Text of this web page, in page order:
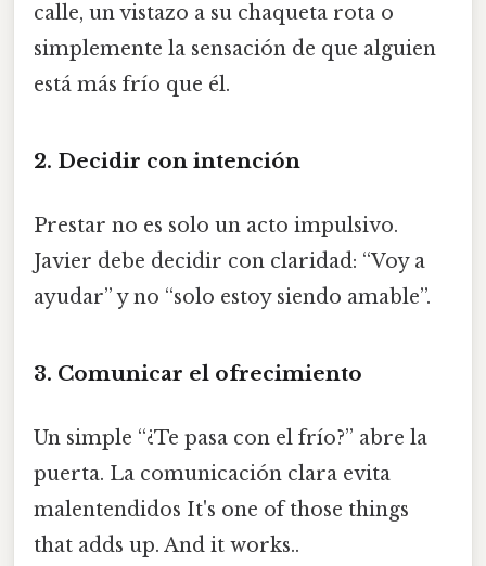
calle, un vistazo a su chaqueta rota o
simplemente la sensación de que alguien
está más frío que él.
2. Decidir con intención
Prestar no es solo un acto impulsivo.
Javier debe decidir con claridad: “Voy a
ayudar” y no “solo estoy siendo amable”.
3. Comunicar el ofrecimiento
Un simple “¿Te pasa con el frío?” abre la
puerta. La comunicación clara evita
malentendidos It's one of those things
that adds up. And it works..